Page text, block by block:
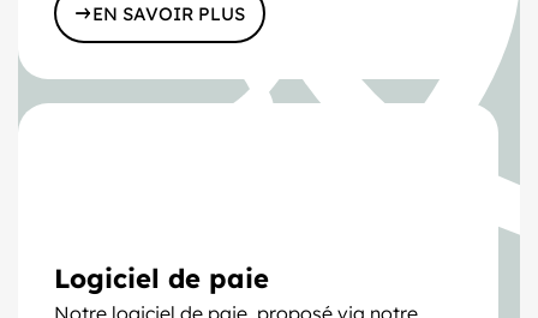
EN SAVOIR PLUS
Logiciel de paie